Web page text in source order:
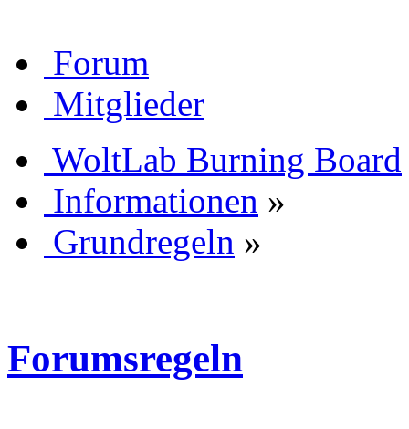
Forum
Mitglieder
WoltLab Burning Board
Informationen »
Grundregeln »
Forumsregeln